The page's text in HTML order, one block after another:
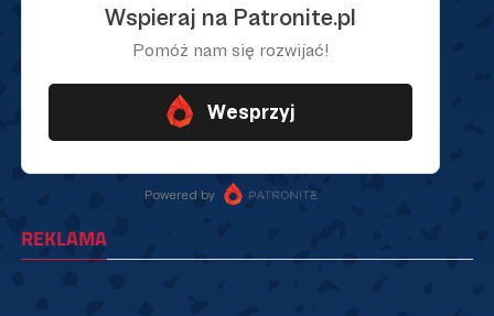
REKLAMA